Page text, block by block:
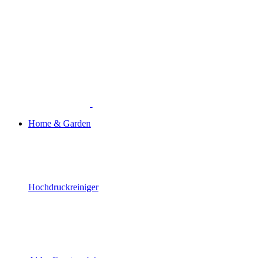
Home & Garden
Hochdruckreiniger